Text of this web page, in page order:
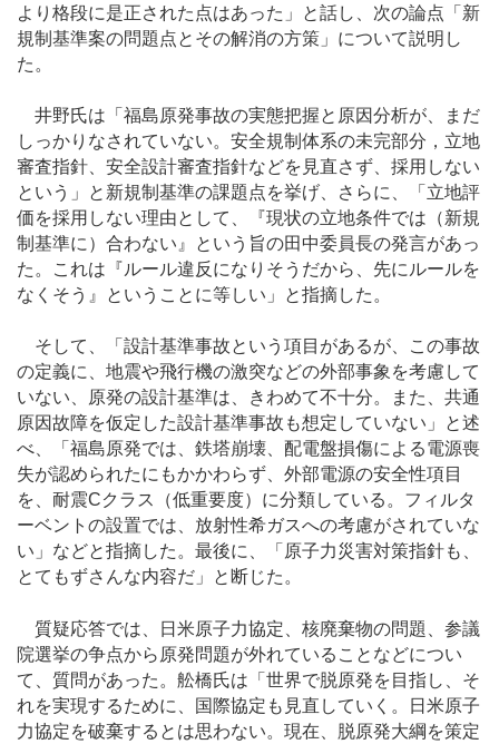
より格段に是正された点はあった」と話し、次の論点「新
規制基準案の問題点とその解消の方策」について説明し
た。
井野氏は「福島原発事故の実態把握と原因分析が、まだ
しっかりなされていない。安全規制体系の未完部分，立地
審査指針、安全設計審査指針などを見直さず、採用しない
という」と新規制基準の課題点を挙げ、さらに、「立地評
価を採用しない理由として、『現状の立地条件では（新規
制基準に）合わない』という旨の田中委員長の発言があっ
た。これは『ルール違反になりそうだから、先にルールを
なくそう』ということに等しい」と指摘した。
そして、「設計基準事故という項目があるが、この事故
の定義に、地震や飛行機の激突などの外部事象を考慮して
いない、原発の設計基準は、きわめて不十分。また、共通
原因故障を仮定した設計基準事故も想定していない」と述
べ、「福島原発では、鉄塔崩壊、配電盤損傷による電源喪
失が認められたにもかかわらず、外部電源の安全性項目
を、耐震Cクラス（低重要度）に分類している。フィルタ
ーベントの設置では、放射性希ガスへの考慮がされていな
い」などと指摘した。最後に、「原子力災害対策指針も、
とてもずさんな内容だ」と断じた。
質疑応答では、日米原子力協定、核廃棄物の問題、参議
院選挙の争点から原発問題が外れていることなどについ
て、質問があった。舩橋氏は「世界で脱原発を目指し、そ
れを実現するために、国際協定も見直していく。日米原子
力協定を破棄するとは思わない。現在、脱原発大綱を策定